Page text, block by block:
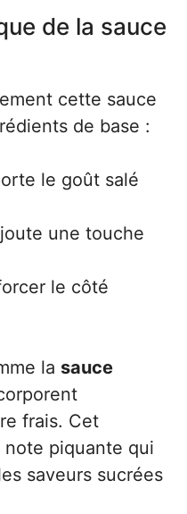
de la sauce
cette sauce
de base :
le goût salé
une touche
le côté
la sauce
frais. Cet
piquante qui
saveurs sucrées